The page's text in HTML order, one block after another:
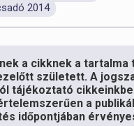
2014
a cikknek a tartalma
született. A
tájékoztató
a
időpontjában